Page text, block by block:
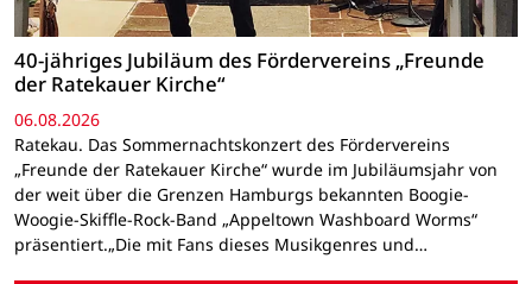
40-jähriges Jubiläum des Fördervereins „Freunde
der Ratekauer Kirche“
06.08.2026
Ratekau. Das Sommernachtskonzert des Fördervereins
„Freunde der Ratekauer Kirche“ wurde im Jubiläumsjahr von
der weit über die Grenzen Hamburgs bekannten Boogie-
Woogie-Skiffle-Rock-Band „Appeltown Washboard Worms“
präsentiert.„Die mit Fans dieses Musikgenres und…